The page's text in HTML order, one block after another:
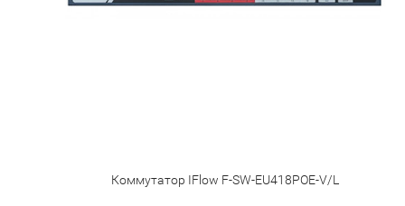
Коммутатор IFlow F-SW-EU418POE-V/L